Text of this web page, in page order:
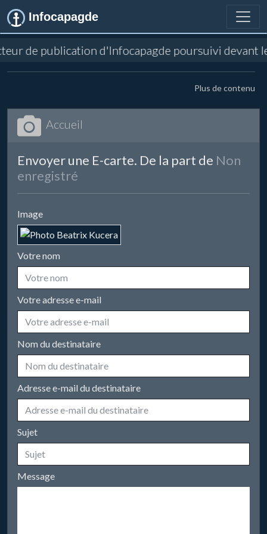
Infocapagde
de publication d'Infocapagde poursuivi
Plus de contenu
Accueil
Envoyer une E-carte. De la part de Non
enregistré
Image
Votre nom
Votre adresse e-mail
Nom du destinataire
Adresse e-mail du destinataire
Sujet
Message